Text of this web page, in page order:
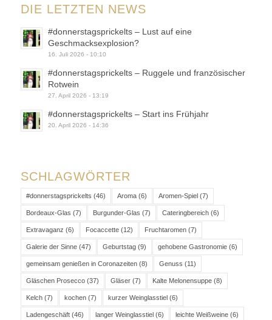
DIE LETZTEN NEWS
#donnerstagsprickelts – Lust auf eine
Geschmacksexplosion?
16. Juli 2026 - 10:10
#donnerstagsprickelts – Ruggele und französischer
Rotwein
27. April 2026 - 13:19
#donnerstagsprickelts – Start ins Frühjahr
20. April 2026 - 14:36
SCHLAGWÖRTER
#donnerstagsprickelts (46) Aroma(6) Aromen-Spiel (7)
Bordeaux-Glas (7) Burgunder-Glas (7) Cateringbereich(6)
Extravaganz (6) Focaccette(12) Fruchtaromen(7)
Galerie der Sinne(47) Geburtstag(9) gehobene Gastronomie(6)
gemeinsam genießen in Coronazeiten(8) Genuss (11)
Gläschen Prosecco(37) Gläser(7) Kalte Melonensuppe(8)
Kelch(7) kochen(7) kurzer Weinglasstiel (6)
Ladengeschäft(46) langer Weinglasstiel (6) leichte Weißweine(6)